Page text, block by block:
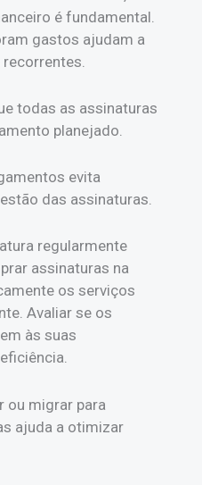
é fundamental.
gastos ajudam a
todas as assinaturas
planejado.
evita
das assinaturas.
regularmente
assinaturas na
os serviços
Avaliar se os
às suas
ou migrar para
ajuda a otimizar